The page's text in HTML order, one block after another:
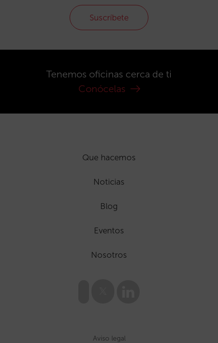
Suscríbete
Tenemos oficinas cerca de ti
Conócelas
Que hacemos
Noticias
Blog
Eventos
Nosotros
Aviso legal